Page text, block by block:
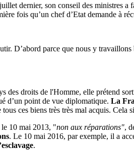
dernier, son conseil des ministres
fois qu’un chef d’Etat demande à
D’abord parce que nous y
des droits de l'Homme, elle prétend
d’un point de vue diplomatique. La
ces biens très très mal acquis.
10 mai 2013, "non aux réparations",
. Le 10 mai 2016, par exemple, il a
.